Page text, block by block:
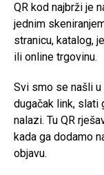
QR kod najbrži je
jednim
stranicu, katalog,
ili online trgovinu.
Svi smo se našli
dugačak link, slati
nalazi. Tu QR
kada ga dodamo
objavu.